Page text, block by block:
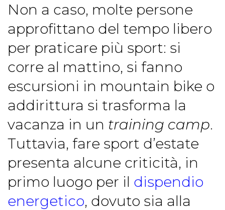
Non a caso, molte persone
approfittano del tempo libero
per praticare più sport: si
corre al mattino, si fanno
escursioni in mountain bike o
addirittura si trasforma la
vacanza in un training camp.
Tuttavia, fare sport d’estate
presenta alcune criticità, in
primo luogo per il dispendio
energetico, dovuto sia alla